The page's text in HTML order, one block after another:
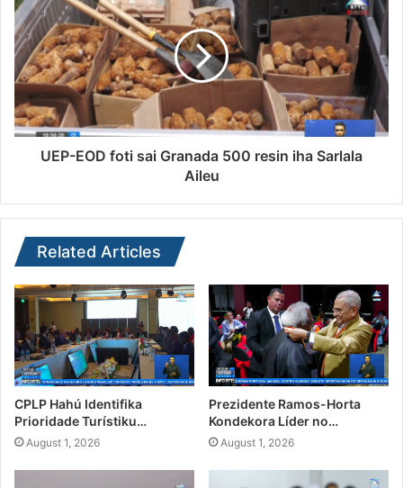
UEP-EOD foti sai Granada 500 resin iha Sarlala
Aileu
Related Articles
CPLP Hahú Identifika
Prioridade Turístiku…
August 1, 2026
Prezidente Ramos-Horta
Kondekora Líder no…
August 1, 2026